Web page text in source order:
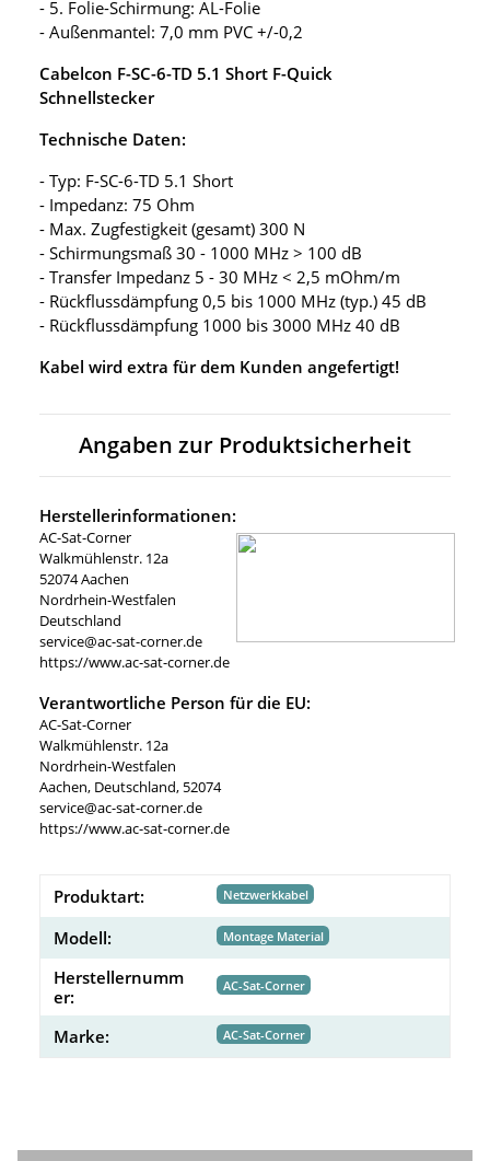
- 5. Folie-Schirmung: AL-Folie
- Außenmantel: 7,0 mm PVC +/-0,2
Cabelcon F-SC-6-TD 5.1 Short F-Quick
Schnellstecker
Technische Daten:
- Typ: F-SC-6-TD 5.1 Short
- Impedanz: 75 Ohm
- Max. Zugfestigkeit (gesamt) 300 N
- Schirmungsmaß 30 - 1000 MHz > 100 dB
- Transfer Impedanz 5 - 30 MHz < 2,5 mOhm/m
- Rückflussdämpfung 0,5 bis 1000 MHz (typ.) 45 dB
- Rückflussdämpfung 1000 bis 3000 MHz 40 dB
Kabel wird extra für dem Kunden angefertigt!
Angaben zur Produktsicherheit
Herstellerinformationen:
AC-Sat-Corner
Walkmühlenstr. 12a
52074 Aachen
Nordrhein-Westfalen
Deutschland
service@ac-sat-corner.de
https://www.ac-sat-corner.de
Verantwortliche Person für die EU:
AC-Sat-Corner
Walkmühlenstr. 12a
Nordrhein-Westfalen
Aachen, Deutschland, 52074
service@ac-sat-corner.de
https://www.ac-sat-corner.de
Produktart: Netzwerkkabel
Modell: Montage Material
Herstellernumm
er:
AC-Sat-Corner
Marke: AC-Sat-Corner